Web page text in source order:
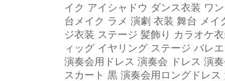
イク アイシャドウ ダンス衣装 ワ
台メイク ラメ 演劇 衣装 舞台 メ
ジ衣装 ステージ 髪飾り カラオケ
ィッグ イヤリング ステージ バレ
演奏会用ドレス 演奏会 ドレス 演
スカート 黒 演奏会用ロングドレ